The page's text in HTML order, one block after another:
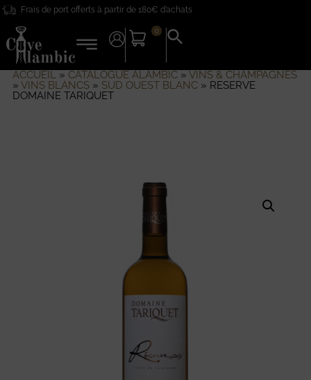
Frais de port offerts à partir de 180€ d’achats
0
Search
for:
ACCUEIL» CATALOGUE ALAMBIC» VINS & CHAMPAGNES
» VINS BLANCS» SUD OUEST BLANC» RESERVE
DOMAINE TARIQUET